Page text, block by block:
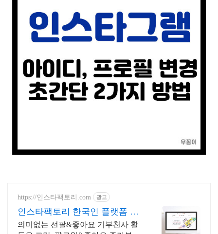
https://인스타팩토리.com 광고
인스타팩토리 한국인 플랫폼 한
국인 실제 유저, 타겟가능
의미없는 선팔&좋아요 기부천사 활